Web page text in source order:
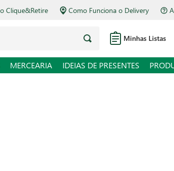
Como Funciona o Delivery Atendimento
Minhas Listas
MERCEARIA IDEIAS DE PRESENTES